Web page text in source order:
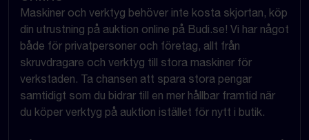
Maskiner och verktyg behöver inte kosta skjortan, köp
din utrustning på auktion online på Budi.se! Vi har något
både för privatpersoner och företag, allt från
skruvdragare och verktyg till stora maskiner för
verkstaden. Ta chansen att spara stora pengar
samtidigt som du bidrar till en mer hållbar framtid när
du köper verktyg på auktion istället för nytt i butik.